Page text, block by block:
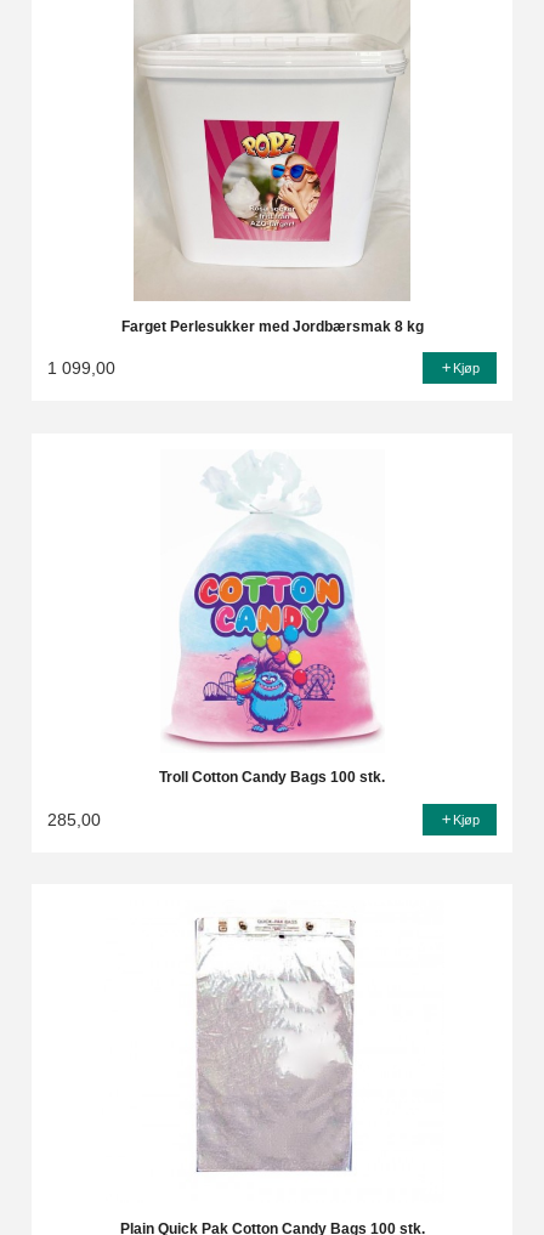
Farget Perlesukker med Jordbærsmak 8 kg
1 099,00 Kjøp
Troll Cotton Candy Bags 100 stk.
285,00 Kjøp
Plain Quick Pak Cotton Candy Bags 100 stk.